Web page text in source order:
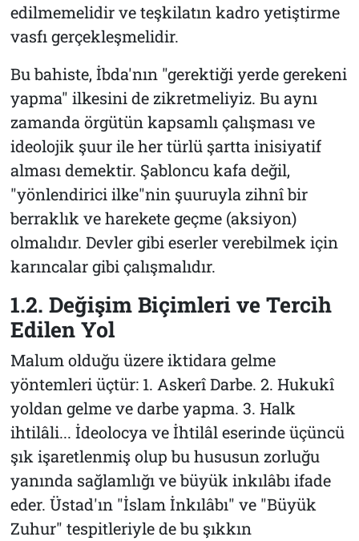
edilmemelidir ve teşkilatın kadro yetiştirme
vasfı gerçekleşmelidir.
Bu bahiste, İbda'nın "gerektiği yerde gerekeni
yapma" ilkesini de zikretmeliyiz. Bu aynı
zamanda örgütün kapsamlı çalışması ve
ideolojik şuur ile her türlü şartta inisiyatif
alması demektir. Şabloncu kafa değil,
"yönlendirici ilke"nin şuuruyla zihnî bir
berraklık ve harekete geçme (aksiyon)
olmalıdır. Devler gibi eserler verebilmek için
karıncalar gibi çalışmalıdır.
1.2. Değişim Biçimleri ve Tercih
Edilen Yol
Malum olduğu üzere iktidara gelme
yöntemleri üçtür: 1. Askerî Darbe. 2. Hukukî
yoldan gelme ve darbe yapma. 3. Halk
ihtilâli... İdeolocya ve İhtilâl eserinde üçüncü
şık işaretlenmiş olup bu hususun zorluğu
yanında sağlamlığı ve büyük inkılâbı ifade
eder. Üstad'ın "İslam İnkılâbı" ve "Büyük
Zuhur" tespitleriyle de bu şıkkın